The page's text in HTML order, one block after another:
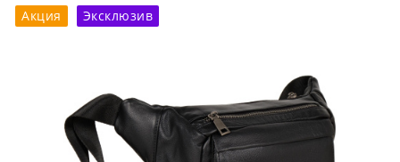
Акция Эксклюзив